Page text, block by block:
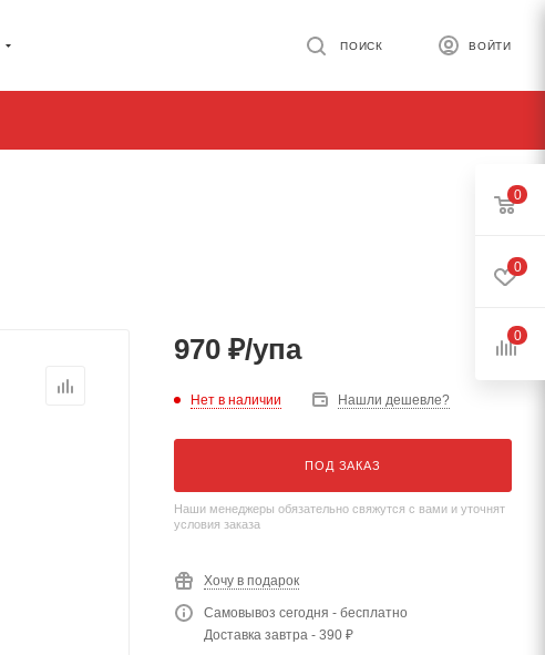
ВОЙТИ
ПОИСК
970 ₽/упа
Нет в наличии Нашли дешевле?
ПОД ЗАКАЗ
Наши менеджеры обязательно свяжутся с вами и уточнят
условия заказа
Хочу в подарок
Самовывоз сегодня - бесплатно
Доставка завтра - 390 ₽
0
0
0